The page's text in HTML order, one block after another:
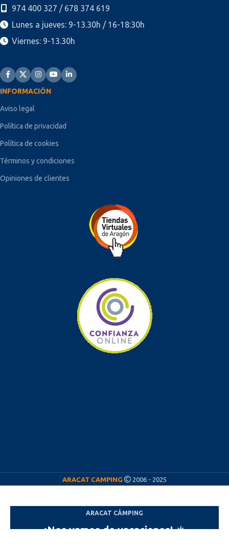
974 400 327 / 678 374 619
Lunes a jueves: 9-13.30h / 16-18:30h
Viernes: 9-13.30h
INFORMACIÓN
Aviso legal
Política de privacidad
Política de cookies
Términos y condiciones
Opiniones de clientes
ARACAT CAMPING 2006 - 2025
ARACAT CÁMPING
¡Nos vamos de vacaciones! ☀️